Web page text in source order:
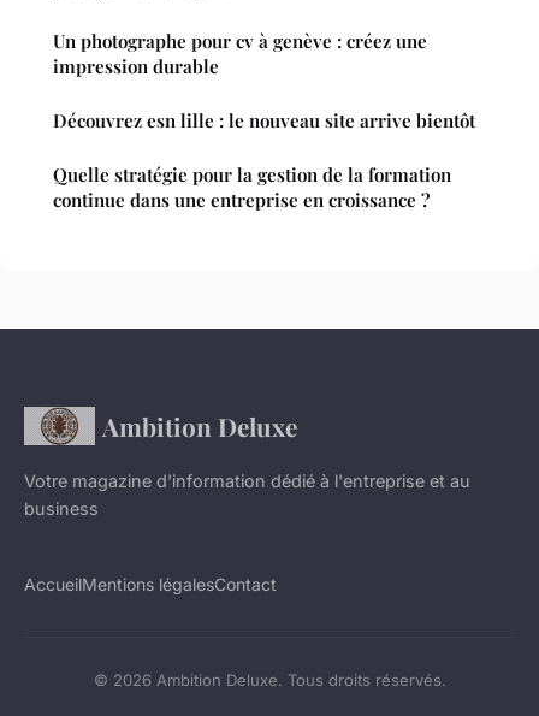
Un photographe pour cv à genève : créez une
impression durable
Découvrez esn lille : le nouveau site arrive bientôt
Quelle stratégie pour la gestion de la formation
continue dans une entreprise en croissance ?
Ambition Deluxe
Votre magazine d'information dédié à l'entreprise et au
business
AccueilMentions légalesContact
© 2026 Ambition Deluxe. Tous droits réservés.